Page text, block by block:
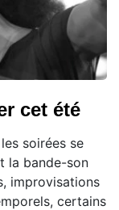
cet été
soirées se
la bande-son
improvisations
certains